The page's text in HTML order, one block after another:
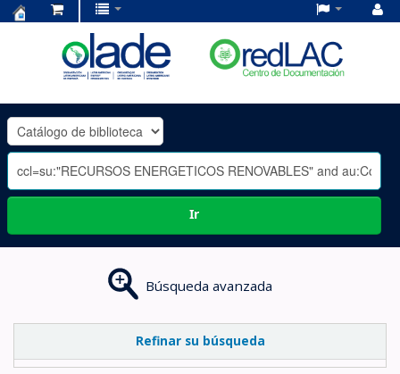
OLADE
-
Ir
Búsqueda avanzada
Refinar su búsqueda